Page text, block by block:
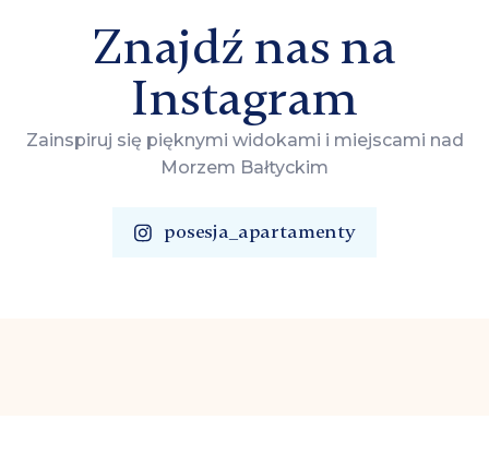
Znajdź nas na
Instagram
Zainspiruj się pięknymi widokami i miejscami nad
Morzem Bałtyckim
posesja_apartamenty